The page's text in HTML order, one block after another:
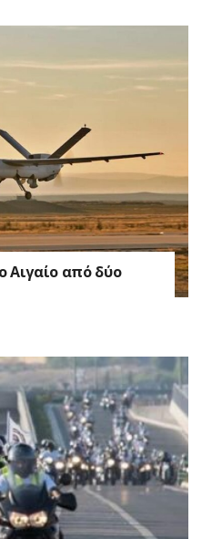
Αιγαίο από δύο